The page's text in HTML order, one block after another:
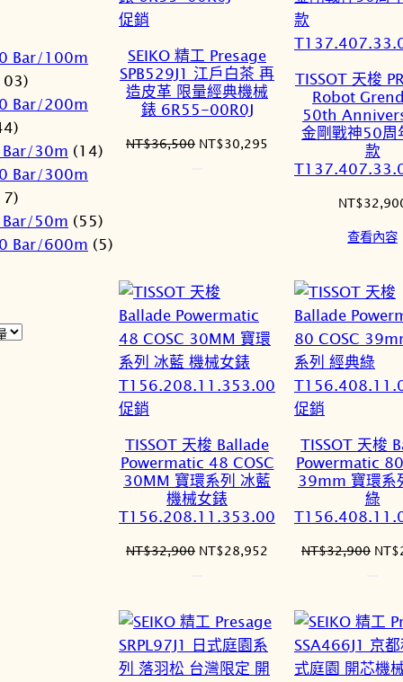
Bar/100m
Bar/200m
30m (14)
Bar/300m
50m (55)
Bar/600m (5)
促銷
商
品
SEIKO 精工 Presage
SPB529J1 江戶白茶 再
造皮革 限量經典機械
錶 6R55-00R0J
NT$36,500 原
NT$30,295
TISSOT 天梭
Robot
50th
金剛戰神50周
款
NT$
查看內容
促銷
商
品
TISSOT 天梭 Ballade
Powermatic 48 COSC
30MM 寶環系列 冰藍
機械女錶
T156.208.11.353.00
NT$32,900 原
NT$32,900。
NT$28,952
NT$28,952。
促銷
商
品
TISSOT 天梭
Powermatic
39mm 寶環系
綠
NT$32,900 原
NT$